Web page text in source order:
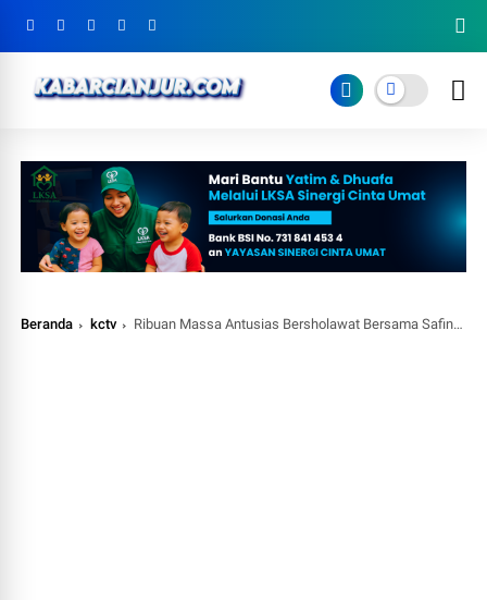
Beranda kctv Ribuan Massa Antusias Bersholawat Bersama Safinatul Mukaromah